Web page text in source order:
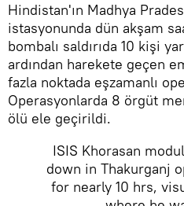
Hindistan'ın Madhya
istasyonunda dün akşam
bombalı saldırıda 10 kişi
ardından harekete geçen
fazla noktada eşzamanlı
Operasyonlarda 8 örgüt
ölü ele geçirildi.
ISIS Khorasan
down in Thakurganj
for nearly 10 hrs,